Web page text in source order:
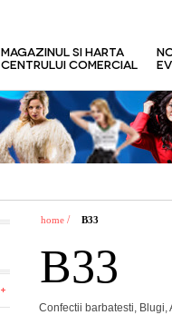
MAGAZINUL SI HARTA
CENTRULUI COMERCIAL
home / B33
B33
Confectii barbatesti, Blugi,